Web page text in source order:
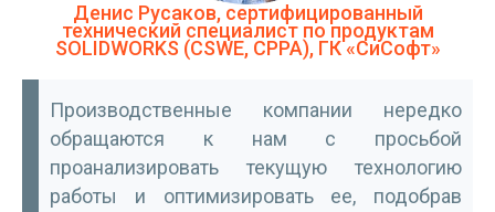
Денис Русаков, сертифицированный
технический специалист по продуктам
SOLIDWORKS (CSWE, CPPA), ГК «СиСофт»
Производственные компании нередко
обращаются к нам с просьбой
проанализировать текущую технологию
работы и оптимизировать ее, подобрав